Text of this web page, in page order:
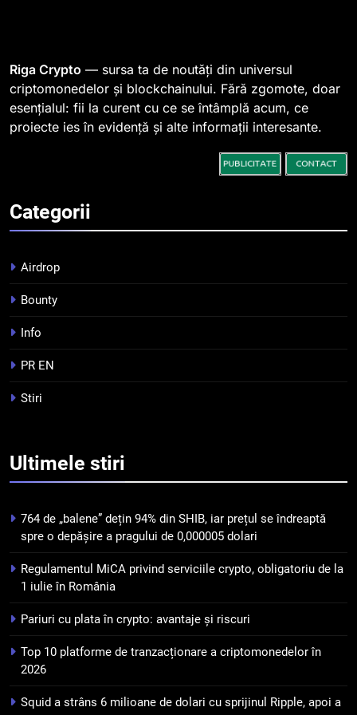
spre o depășire a pragului de
0,000005 dolari
STIRI
2
Regulamentul MiCA privind
serviciile crypto, obligatoriu de
la 1 iulie în România
3
Pariuri cu plata în crypto:
4
criptomonedelor în 2026
INFO
pierdut jumătate din aceștia
puțin de 24 de ore
6
Banii digitali și arhitectura
încrederii: O nouă viziune asupra
7
WhiteBIT și FC Barcelona
pentru a stimula implicarea
STIRI
Riga Crypto — sursa ta de noutăți din universul
criptomonedelor și blockchainului. Fără zgomote, doar
esențialul: fii la curent cu ce se întâmplă acum, ce
proiecte ies în evidență și alte informații interesante.
Categorii
Airdrop
Bounty
Info
PR EN
Stiri
Ultimele stiri
764 de „balene” dețin 94% din SHIB, iar prețul se îndreaptă
spre o depășire a pragului de 0,000005 dolari
Regulamentul MiCA privind serviciile crypto, obligatoriu de la
1 iulie în România
Pariuri cu plata în crypto: avantaje și riscuri
Top 10 platforme de tranzacționare a criptomonedelor în
2026
Squid a strâns 6 milioane de dolari cu sprijinul Ripple, apoi a